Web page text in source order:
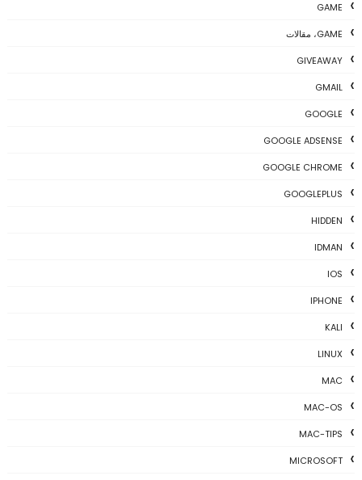
GAME
GAME، مقالات
GIVEAWAY
GMAIL
GOOGLE
GOOGLE ADSENSE
GOOGLE CHROME
GOOGLEPLUS
HIDDEN
IDMAN
IOS
IPHONE
KALI
LINUX
MAC
MAC-OS
MAC-TIPS
MICROSOFT